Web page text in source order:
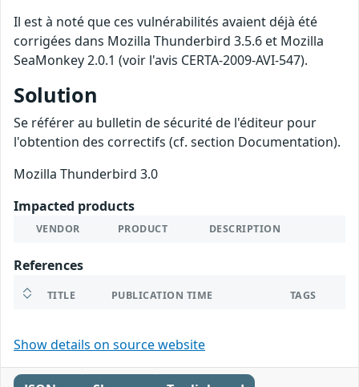
Il est à noté que ces vulnérabilités avaient déjà été
corrigées dans Mozilla Thunderbird 3.5.6 et Mozilla
SeaMonkey 2.0.1 (voir l'avis CERTA-2009-AVI-547).
Solution
Se référer au bulletin de sécurité de l'éditeur pour
l'obtention des correctifs (cf. section Documentation).
Mozilla Thunderbird 3.0
Impacted products
VENDOR PRODUCT DESCRIPTION
References
TITLE PUBLICATION TIME TAGS
Show details on source website